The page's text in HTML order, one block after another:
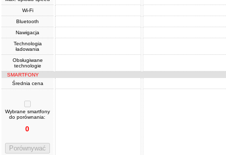
Wi-Fi
Bluetooth
Nawigacja
Technologia
ładowania
Obsługiwane
technologie
SMARTFONY
Średnia cena
Wybrane smartfony
do porównania:
0
Porównywać